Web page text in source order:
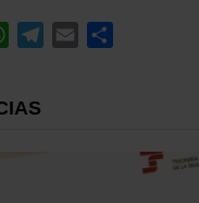
WhatsApp
Telegram
Email